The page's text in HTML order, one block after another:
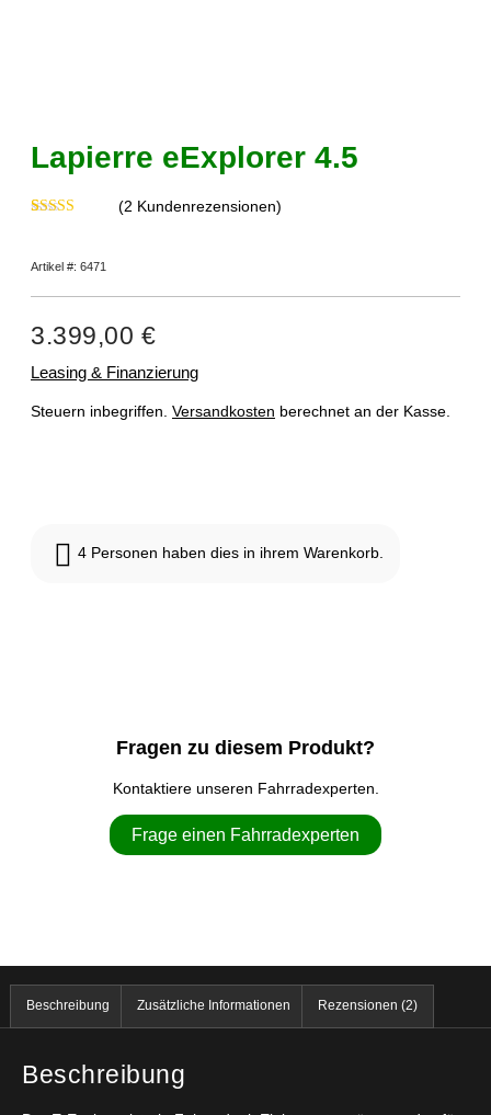
Lapierre eExplorer 4.5
basierend auf
Kundenbewertungen
(2 Kundenrezensionen)
Artikel #: 6471
3.399,00 €
Leasing & Finanzierung
Steuern inbegriffen. Versandkosten berechnet an der Kasse.
4 Personen haben dies in ihrem Warenkorb.
Fragen zu diesem Produkt?
Kontaktiere unseren Fahrradexperten.
Frage einen Fahrradexperten
Beschreibung Zusätzliche Informationen Rezensionen (2)
Beschreibung